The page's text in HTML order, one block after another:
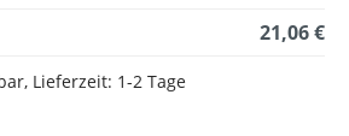
21,06 €
Lieferzeit: 1-2 Tage